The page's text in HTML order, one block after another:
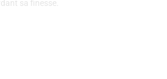
sa finesse.